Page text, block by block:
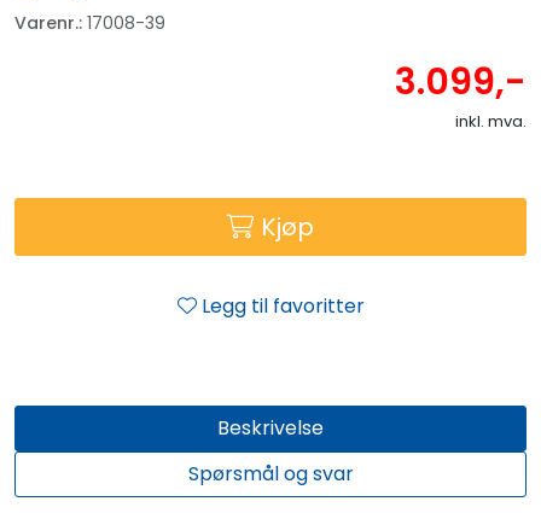
Varenr.: 17008-39
3.099,-
inkl. mva.
Kjøp
Legg til favoritter
Beskrivelse
Spørsmål og svar